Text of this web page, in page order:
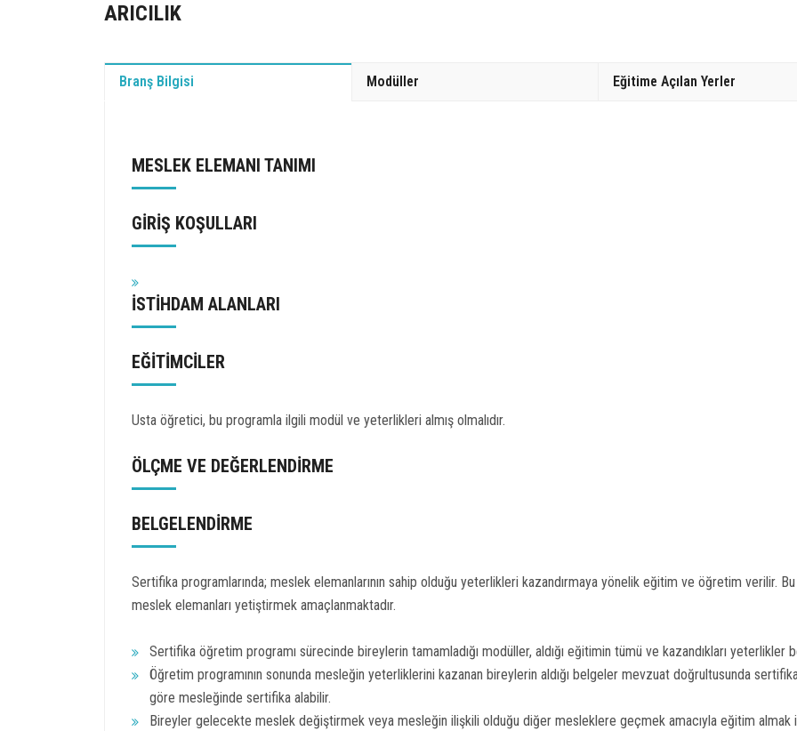
ARICILIK
Branş Bilgisi Modüller Eğitime Açılan Yerler
MESLEK ELEMANI TANIMI
GİRİŞ KOŞULLARI
İSTİHDAM ALANLARI
EĞİTİMCİLER
Usta öğretici, bu programla ilgili modül ve yeterlikleri almış olmalıdır.
ÖLÇME VE DEĞERLENDİRME
BELGELENDİRME
Sertifika programlarında; meslek elemanlarının sahip olduğu yeterlikleri kazandırmaya yönelik eğitim ve öğretim verilir.
meslek elemanları yetiştirmek amaçlanmaktadır.
Sertifika öğretim programı sürecinde bireylerin tamamladığı modüller, aldığı eğitimin tümü ve kazandıkları yeterlikler
Öğretim programının sonunda mesleğin yeterliklerini kazanan bireylerin aldığı belgeler mevzuat doğrultusunda
göre mesleğinde sertifika alabilir.
Bireyler gelecekte meslek değiştirmek veya mesleğin ilişkili olduğu diğer mesleklere geçmek amacıyla eğitim almak